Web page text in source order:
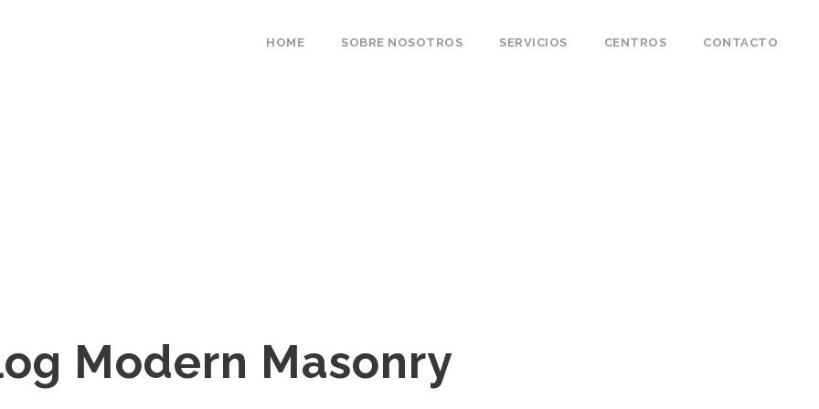
HOME SOBRE NOSOTROS SERVICIOS CENTROS CONTACTO
Modern Masonry